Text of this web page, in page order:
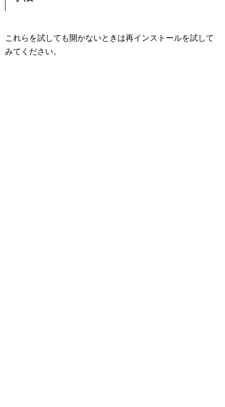
これらを試しても開かないときは再インストールを試して
みてください。